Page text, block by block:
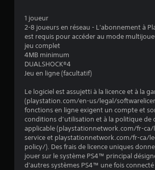
1 joueur
2-8 joueurs en réseau - L'abonnement à
est requis pour accéder au mode
jeu complet
4MB minimum
DUALSHOCK®4
Jeu en ligne (facultatif)
Le logiciel est assujetti à la licence et à la
(playstation.com/en-us/legal/
fonctions en ligne exigent un compte et
conditions d’utilisation et à la politique de
applicable (playstationnetwork.com/fr-
service et playstationnetwork.com/fr-ca/
policy/). Des frais de licence uniques
jouer sur le système PS4™ principal
d'autres systèmes PS4™ une fois